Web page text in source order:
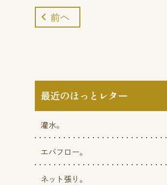
前へ
最近のほっとレター
灌水。
エバフロー。
ネット張り。